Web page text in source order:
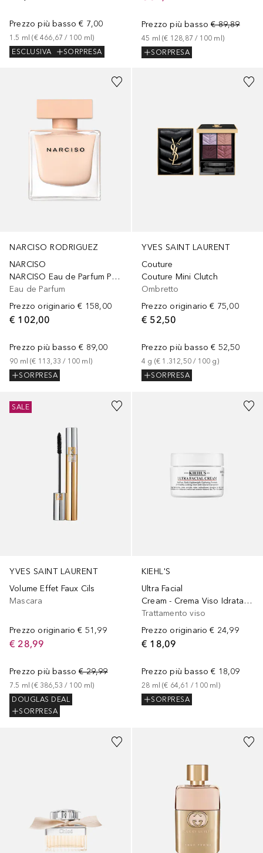
Prezzo più basso € 7,00
1.5 ml (€ 466,67 / 100 ml)
ESCLUSIVA
SORPRESA
Prezzo più basso € 89,89
45 ml (€ 128,87 / 100 ml )
SORPRESA
NARCISO RODRIGUEZ
NARCISO
NARCISO Eau de Parfum Poudrée
Eau de Parfum
Prezzo originario € 158,00
€ 102,00
Prezzo più basso € 89,00
90 ml (€ 113,33 / 100 ml )
SORPRESA
YVES SAINT LAURENT
Couture
Couture Mini Clutch
Ombretto
Prezzo originario € 75,00
€ 52,50
Prezzo più basso € 52,50
4 g (€ 1.312,50 / 100 g)
SORPRESA
+2
YVES SAINT LAURENT
Volume Effet Faux Cils
Mascara
Prezzo originario € 51,99
€ 28,99
Prezzo più basso € 29,99
7.5 ml (€ 386,53 / 100 ml)
DOUGLAS DEAL
SORPRESA
SALE
KIEHL'S
Ultra Facial
Cream - Crema Viso Idratante Leggera
Trattamento viso
Prezzo originario € 24,99
€ 18,09
Prezzo più basso € 18,09
28 ml (€ 64,61 / 100 ml )
SORPRESA